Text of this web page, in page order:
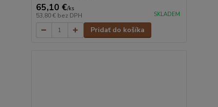
65,10 €/ks
53,80 € bez DPH SKLADEM
Pridať do košíka